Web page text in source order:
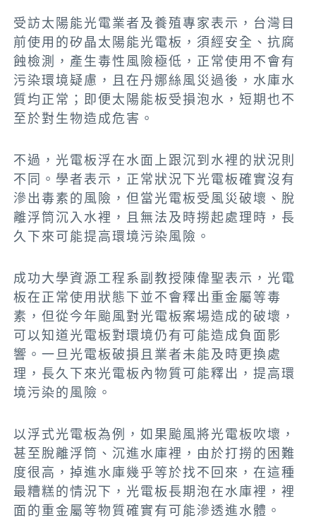
受訪太陽能光電業者及養殖專家表示，台灣目
前使用的矽晶太陽能光電板，須經安全、抗腐
蝕檢測，產生毒性風險極低，正常使用不會有
污染環境疑慮，且在丹娜絲風災過後，水庫水
質均正常；即便太陽能板受損泡水，短期也不
至於對生物造成危害。
不過，光電板浮在水面上跟沉到水裡的狀況則
不同。學者表示，正常狀況下光電板確實沒有
滲出毒素的風險，但當光電板受風災破壞、脫
離浮筒沉入水裡，且無法及時撈起處理時，長
久下來可能提高環境污染風險。
成功大學資源工程系副教授陳偉聖表示，光電
板在正常使用狀態下並不會釋出重金屬等毒
素，但從今年颱風對光電板案場造成的破壞，
可以知道光電板對環境仍有可能造成負面影
響。一旦光電板破損且業者未能及時更換處
理，長久下來光電板內物質可能釋出，提高環
境污染的風險。
以浮式光電板為例，如果颱風將光電板吹壞，
甚至脫離浮筒、沉進水庫裡，由於打撈的困難
度很高，掉進水庫幾乎等於找不回來，在這種
最糟糕的情況下，光電板長期泡在水庫裡，裡
面的重金屬等物質確實有可能滲透進水體。